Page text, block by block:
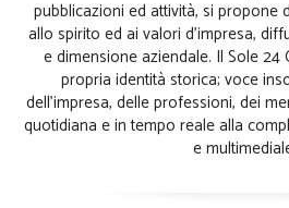
pubblicazioni ed attività, si propone
allo spirito ed ai valori d’impresa,
e dimensione aziendale. Il Sole 24
propria identità storica; voce
dell’impresa, delle professioni, dei
quotidiana e in tempo reale alla
e